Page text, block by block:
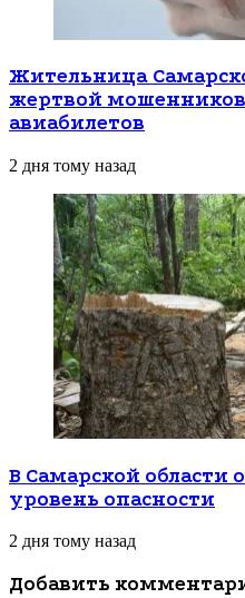
Жительница
жертвой
авиабилетов
2 дня тому назад
В Самарской области
уровень опасности
2 дня тому назад
Добавить